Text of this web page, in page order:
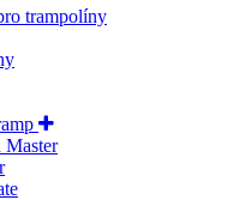
trampolíny
Master